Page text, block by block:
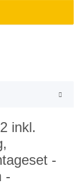
inkl.
-
-